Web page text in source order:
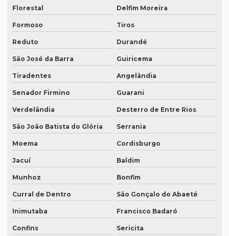
Florestal Delfim Moreira
Formoso Tiros
Reduto Durandé
São José da Barra Guiricema
Tiradentes Angelândia
Senador Firmino Guarani
Verdelândia Desterro de Entre Rios
São João Batista do Glória Serrania
Moema Cordisburgo
Jacuí Baldim
Munhoz Bonfim
Curral de Dentro São Gonçalo do Abaeté
Inimutaba Francisco Badaró
Confins Sericita